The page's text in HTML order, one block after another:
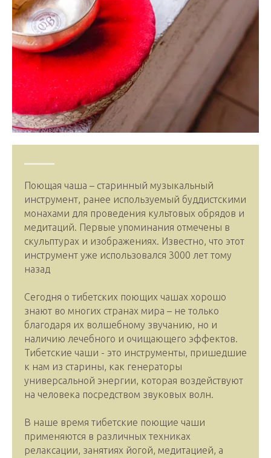
Поющая чаша – старинный музыкальный
инструмент, ранее используемый буддистскими
монахами для проведения культовых обрядов и
медитаций. Первые упоминания отмечены в
скульптурах и изображениях. Известно, что этот
инструмент уже использовался 3000 лет тому
назад
Сегодня о тибетских поющих чашах хорошо
знают во многих странах мира – не только
благодаря их волшебному звучанию, но и
наличию лечебного и очищающего эффектов.
Тибетские чаши - это инструменты, пришедшие
к нам из старины, как генераторы
универсальной энергии, которая воздействуют
на человека посредством звуковых волн.
В наше время тибетские поющие чаши
применяются в различных техниках
релаксации, занятиях йогой, медитацией, а